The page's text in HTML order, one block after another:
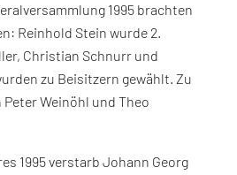
1995 brachten
Reinhold Stein wurde 2.
Christian Schnurr und
zu Beisitzern gewählt. Zu
Weinöhl und Theo
1995 verstarb Johann Georg